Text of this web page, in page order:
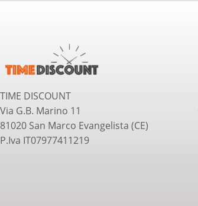
TIME DISCOUNT
Via G.B. Marino 11
81020 San Marco Evangelista (CE)
P.Iva IT07977411219